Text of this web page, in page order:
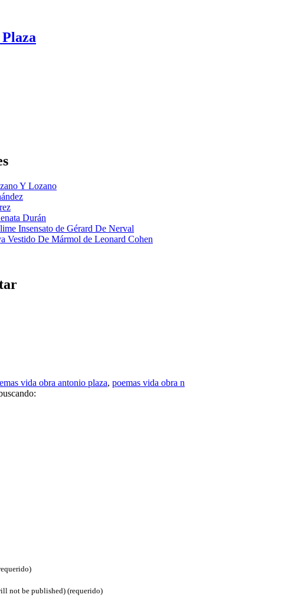
Y Lozano
Durán
Insensato de Gérard De Nerval
Vestido De Mármol de Leonard Cohen
vida obra antonio plaza, poemas vida obra n
not be published) (requerido)